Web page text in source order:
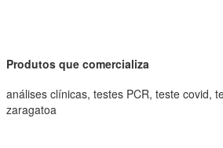
Produtos que comercializa
análises clínicas, testes PCR, teste covid,
zaragatoa